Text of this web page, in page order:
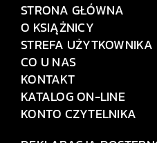
STRONA GŁÓWNA
O KSIĄŻNICY
STREFA UŻYTKOWNIKA
CO U NAS
KONTAKT
KATALOG ON-LINE
KONTO CZYTELNIKA